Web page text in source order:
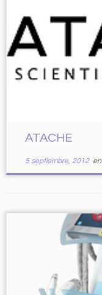
ATACHE
5 septiembre, 2012en